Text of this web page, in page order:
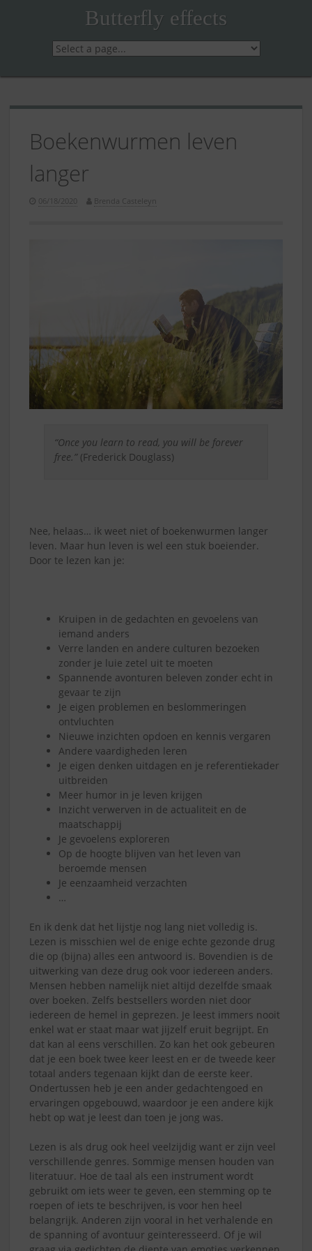
Butterfly effects
Boekenwurmen leven
langer
06/18/2020 Brenda Casteleyn
“Once you learn to read, you will be forever
free.”(Frederick Douglass)
Nee, helaas… ik weet niet of boekenwurmen langer
leven. Maar hun leven is wel een stuk boeiender.
Door te lezen kan je:
Kruipen in de gedachten en gevoelens van
iemand anders
Verre landen en andere culturen bezoeken
zonder je luie zetel uit te moeten
Spannende avonturen beleven zonder echt in
gevaar te zijn
Je eigen problemen en beslommeringen
ontvluchten
Nieuwe inzichten opdoen en kennis vergaren
Andere vaardigheden leren
Je eigen denken uitdagen en je referentiekader
uitbreiden
Meer humor in je leven krijgen
Inzicht verwerven in de actualiteit en de
maatschappij
Je gevoelens exploreren
Op de hoogte blijven van het leven van
beroemde mensen
Je eenzaamheid verzachten
…
En ik denk dat het lijstje nog lang niet volledig is.
Lezen is misschien wel de enige echte gezonde drug
die op (bijna) alles een antwoord is. Bovendien is de
uitwerking van deze drug ook voor iedereen anders.
Mensen hebben namelijk niet altijd dezelfde smaak
over boeken. Zelfs bestsellers worden niet door
iedereen de hemel in geprezen. Je leest immers nooit
enkel wat er staat maar wat jijzelf eruit begrijpt. En
dat kan al eens verschillen. Zo kan het ook gebeuren
dat je een boek twee keer leest en er de tweede keer
totaal anders tegenaan kijkt dan de eerste keer.
Ondertussen heb je een ander gedachtengoed en
ervaringen opgebouwd, waardoor je een andere kijk
hebt op wat je leest dan toen je jong was.
Lezen is als drug ook heel veelzijdig want er zijn veel
verschillende genres. Sommige mensen houden van
literatuur. Hoe de taal als een instrument wordt
gebruikt om iets weer te geven, een stemming op te
roepen of iets te beschrijven, is voor hen heel
belangrijk. Anderen zijn vooral in het verhalende en
de spanning of avontuur geïnteresseerd. Of je wil